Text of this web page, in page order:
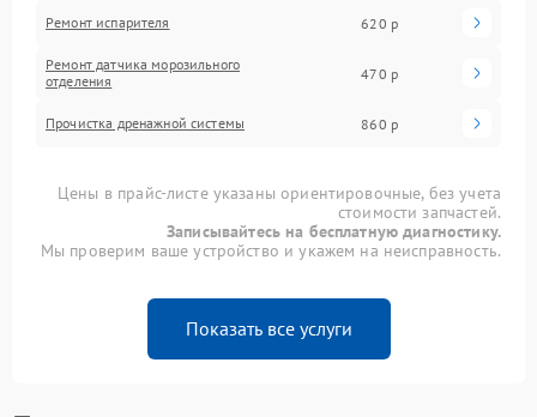
Ремонт испарителя 620 р
Ремонт датчика морозильного
отделения
470 р
Прочистка дренажной системы 860 р
Цены в прайс-листе указаны ориентировочные, без учета
стоимости запчастей.
Записывайтесь на бесплатную диагностику.
Мы проверим ваше устройство и укажем на неисправность.
Показать все услуги